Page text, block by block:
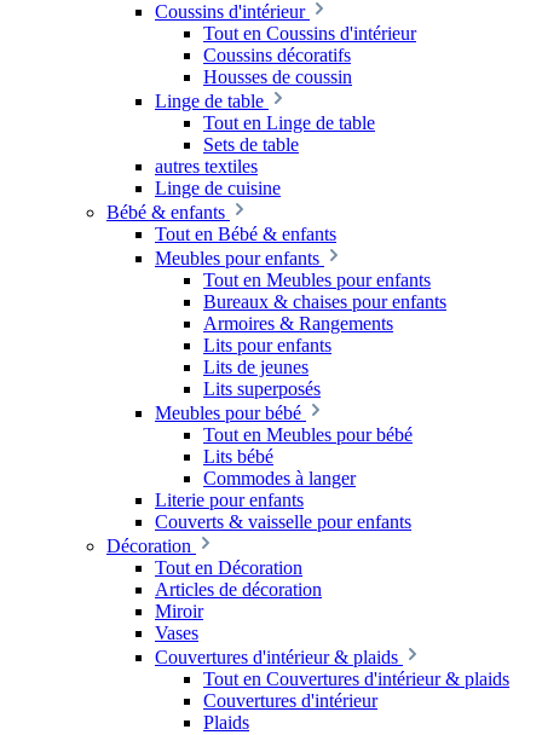
Coussins d'intérieur
Tout en Coussins d'intérieur
Coussins décoratifs
Housses de coussin
Linge de table
Tout en Linge de table
Sets de table
autres textiles
Linge de cuisine
Bébé & enfants
Tout en Bébé & enfants
Meubles pour enfants
Tout en Meubles pour enfants
Bureaux & chaises pour enfants
Armoires & Rangements
Lits pour enfants
Lits de jeunes
Lits superposés
Meubles pour bébé
Tout en Meubles pour bébé
Lits bébé
Commodes à langer
Literie pour enfants
Couverts & vaisselle pour enfants
Décoration
Tout en Décoration
Articles de décoration
Miroir
Vases
Couvertures d'intérieur & plaids
Tout en Couvertures d'intérieur & plaids
Couvertures d'intérieur
Plaids